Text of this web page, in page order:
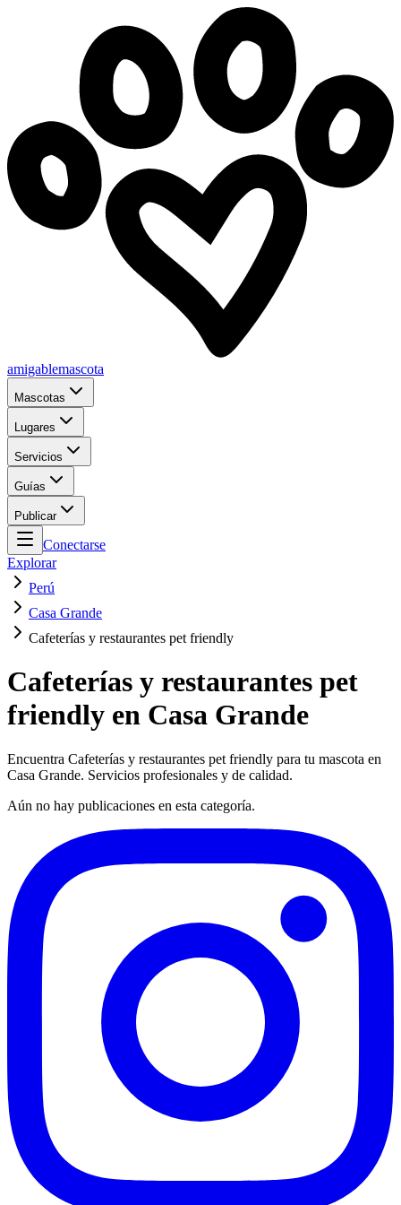
amigablemascota
Mascotas
Lugares
Servicios
Guías
Publicar
Conectarse
Explorar
Perú
Casa Grande
Cafeterías y restaurantes pet friendly
Cafeterías y restaurantes pet
friendly en Casa Grande
Encuentra Cafeterías y restaurantes pet friendly para tu mascota en
Casa Grande. Servicios profesionales y de calidad.
Aún no hay publicaciones en esta categoría.